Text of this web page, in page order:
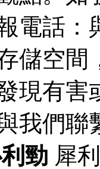
電話
儲空間
現有害
我們聯
勁 犀